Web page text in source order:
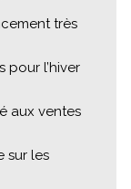
très
pour l’hiver
aux ventes
sur les